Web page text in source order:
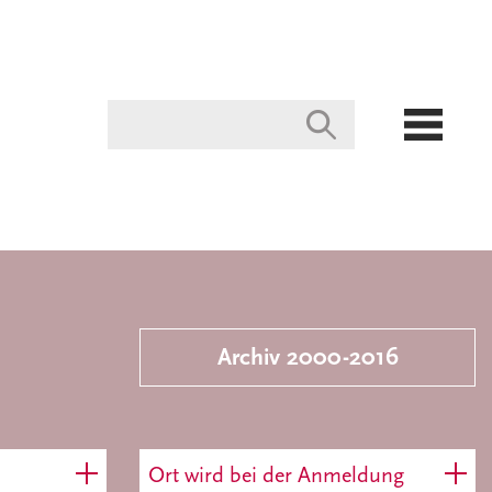
Archiv 2000-2016
Ort wird bei der Anmeldung